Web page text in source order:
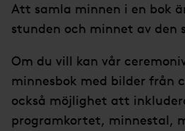
Att samla minnen i en bok
stunden och minnet av den
Om du vill kan vår
minnesbok med bilder från
också möjlighet att
programkortet, minnestal,